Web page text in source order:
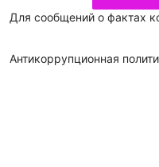
Для сообщений о фактах
Антикоррупционная